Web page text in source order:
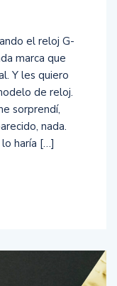
el reloj G-
marca que
Y les quiero
de reloj.
sorprendí,
nada.
haría […]